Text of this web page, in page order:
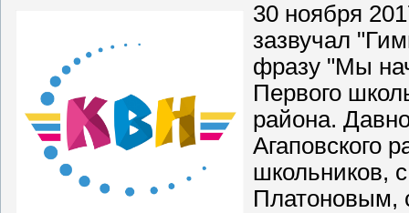
30 ноября
зазвучал
фразу "Мы
Первого
района.
Агаповского
школьников,
Платоновым,